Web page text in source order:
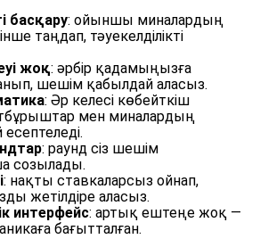
басқару: ойыншы миналардың
таңдап, тәуекелділікті
жоқ: әрбір қадамыңызға
шешім қабылдай аласыз.
: Әр келесі көбейткіш
мен миналардың
: раунд сіз шешім
созылады.
: нақты ставкаларсыз ойнап,
жетілдіре аласыз.
интерфейс: артық ештеңе жоқ —
бағытталған.